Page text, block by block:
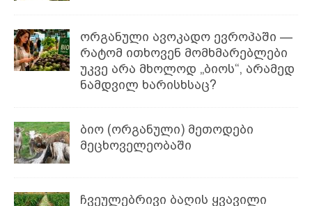
ორგანული ავოკადო ევროპაში —
რატომ ითხოვენ მომხმარებლები
უკვე არა მხოლოდ „ბიოს“, არამედ
ნამდვილ ხარისხსაც?
ბიო (ორგანული) მეთოდები
მეცხოველეობაში
ჩვეულებრივი ბაღის ყვავილი